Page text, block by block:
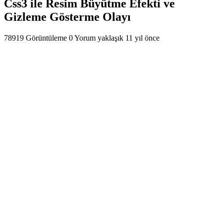
Css3 ile Resim Büyütme Efekti ve
Gizleme Gösterme Olayı
78919 Görüntüleme 0 Yorum yaklaşık 11 yıl önce